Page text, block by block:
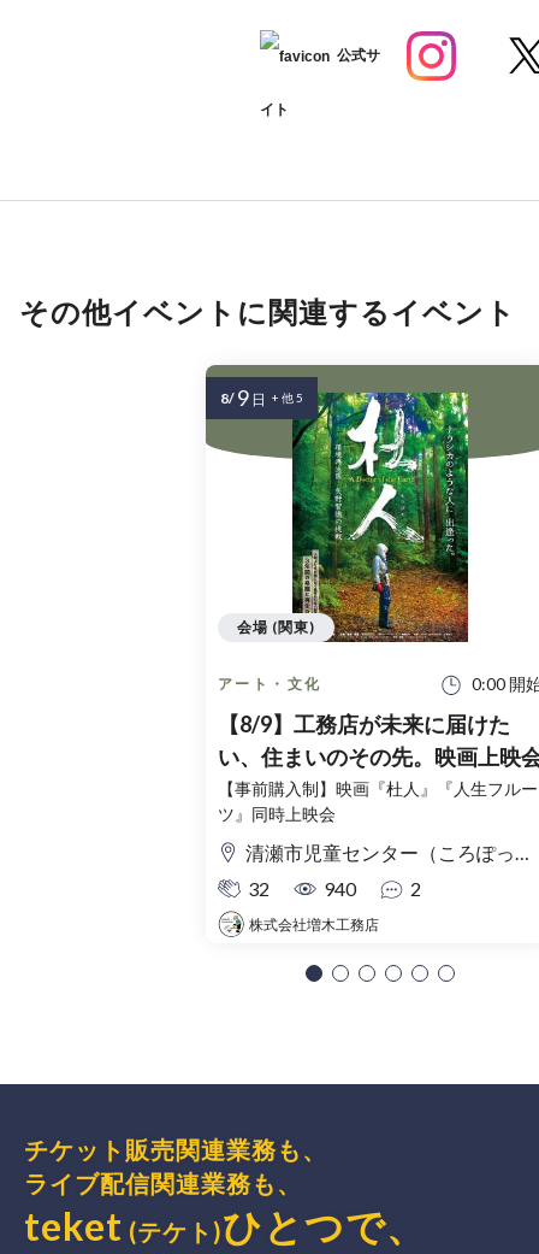
公式サ
イト
その他イベントに関連するイベント
アート・文化 0:00 開
【8/9】工務店が未来に届けた
い、住まいのその先。映画上映
【事前購入制】映画『杜人』『人生フルー
ツ』同時上映会
清瀬市児童センター（ころぽっくる）東京都清瀬市中清戸3-235-5
32
940 2
株式会社増木工務店
会場 (関東)
8/ 9 日 + 他 5
チケット販売関連業務も、
ライブ配信関連業務も、
teket (テケト)ひとつで、